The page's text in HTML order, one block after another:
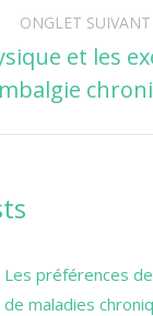
ONGLET SUIVANT
Onglet
suivant
et les
Les préférences
de maladies